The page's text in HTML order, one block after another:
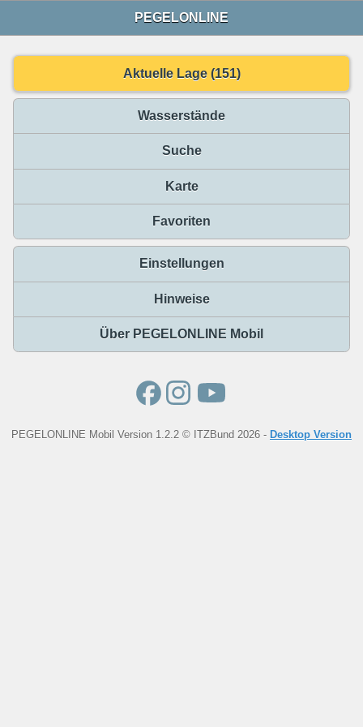
PEGELONLINE
Aktuelle Lage (151)
Wasserstände
Suche
Karte
Favoriten
Einstellungen
Hinweise
Über PEGELONLINE Mobil
PEGELONLINE Mobil Version 1.2.2 © ITZBund 2026 - Desktop Version